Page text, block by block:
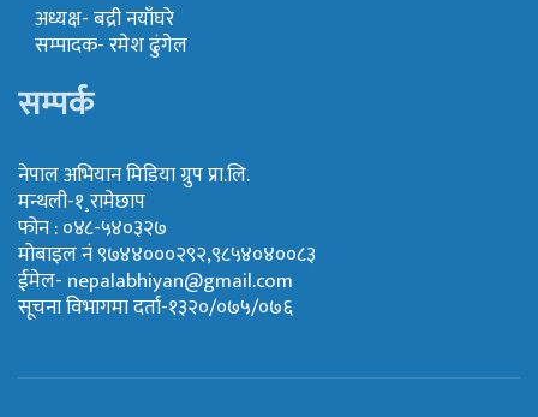
अध्यक्ष- बद्री नयाँघरे
सम्पादक- रमेश ढुंगेल
सम्पर्क
नेपाल अभियान मिडिया ग्रुप प्रा.लि.
मन्थली-१¸रामेछाप
फोन : ०४८-५४०३२७
मोबाइल नं ९७४४०००२९२,९८५४०४००८३
ईमेल- nepalabhiyan@gmail.com
सूचना विभागमा दर्ता-१३२०/०७५/०७६